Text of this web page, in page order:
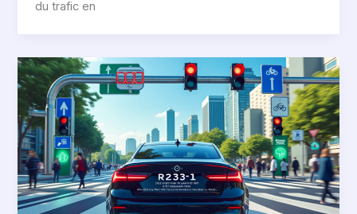
du trafic en